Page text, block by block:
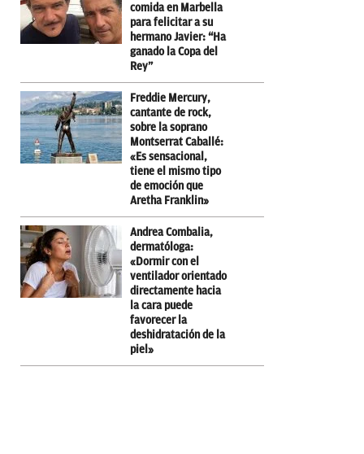
comida en Marbella
para felicitar a su
hermano Javier: “Ha
ganado la Copa del
Rey”
Freddie Mercury,
cantante de rock,
sobre la soprano
Montserrat Caballé:
«Es sensacional,
tiene el mismo tipo
de emoción que
Aretha Franklin»
Andrea Combalia,
dermatóloga:
«Dormir con el
ventilador orientado
directamente hacia
la cara puede
favorecer la
deshidratación de la
piel»